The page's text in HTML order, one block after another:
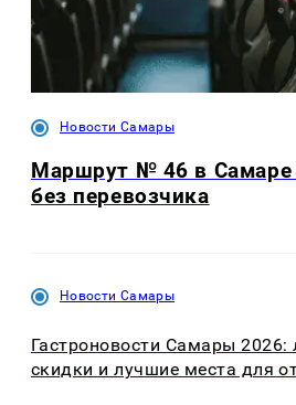
Новости Самары
Маршрут № 46 в Самаре
без перевозчика
Новости Самары
Гастроновости Самары 2026:
скидки и лучшие места для